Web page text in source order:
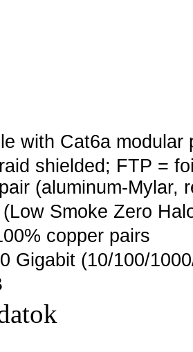
with Cat6a modular
shielded; FTP =
(aluminum-Mylar,
Smoke Zero
copper pairs
Gigabit (10/100/